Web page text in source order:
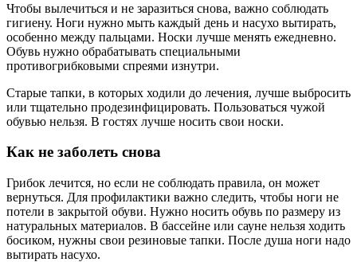
Чтобы вылечиться и не заразиться снова, важно соблюдать
гигиену. Ноги нужно мыть каждый день и насухо вытирать,
особенно между пальцами. Носки лучше менять ежедневно.
Обувь нужно обрабатывать специальными
противогрибковыми спреями изнутри.
Старые тапки, в которых ходили до лечения, лучше выбросить
или тщательно продезинфицировать. Пользоваться чужой
обувью нельзя. В гостях лучше носить свои носки.
Как не заболеть снова
Грибок лечится, но если не соблюдать правила, он может
вернуться. Для профилактики важно следить, чтобы ноги не
потели в закрытой обуви. Нужно носить обувь по размеру из
натуральных материалов. В бассейне или сауне нельзя ходить
босиком, нужны свои резиновые тапки. После душа ноги надо
вытирать насухо.